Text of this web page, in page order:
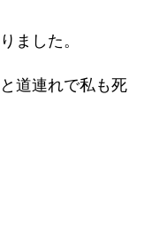
ました。
道連れで私も死